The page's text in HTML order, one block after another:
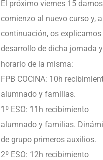
El próximo viernes 15 damos
comienzo al nuevo curso y, a
continuación, os explicamos
desarrollo de dicha jornada
horario de la misma:
FPB COCINA: 10h
alumnado y familias.
1º ESO: 11h recibimiento
alumnado y familias.
de grupo primeros auxilios.
2º ESO: 12h recibimiento